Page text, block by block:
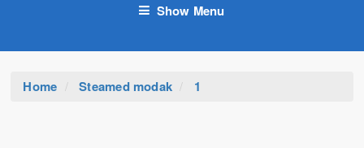
Show Menu
Home Steamed modak 1